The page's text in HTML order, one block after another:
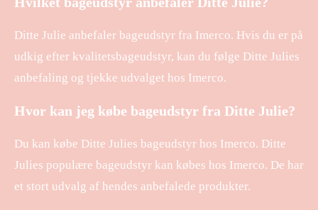
Ditte Julie anbefaler bageudstyr fra Imerco. Hvis du er på
udkig efter kvalitetsbageudstyr, kan du følge Ditte Julies
anbefaling og tjekke udvalget hos Imerco.
Hvor kan jeg købe bageudstyr fra Ditte Julie?
Du kan købe Ditte Julies bageudstyr hos Imerco. Ditte
Julies populære bageudstyr kan købes hos Imerco. De har
et stort udvalg af hendes anbefalede produkter.